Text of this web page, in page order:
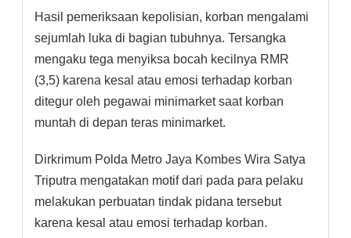
Hasil pemeriksaan kepolisian, korban mengalami
sejumlah luka di bagian tubuhnya. Tersangka
mengaku tega menyiksa bocah kecilnya RMR
(3,5) karena kesal atau emosi terhadap korban
ditegur oleh pegawai minimarket saat korban
muntah di depan teras minimarket.
Dirkrimum Polda Metro Jaya Kombes Wira Satya
Triputra mengatakan motif dari pada para pelaku
melakukan perbuatan tindak pidana tersebut
karena kesal atau emosi terhadap korban.